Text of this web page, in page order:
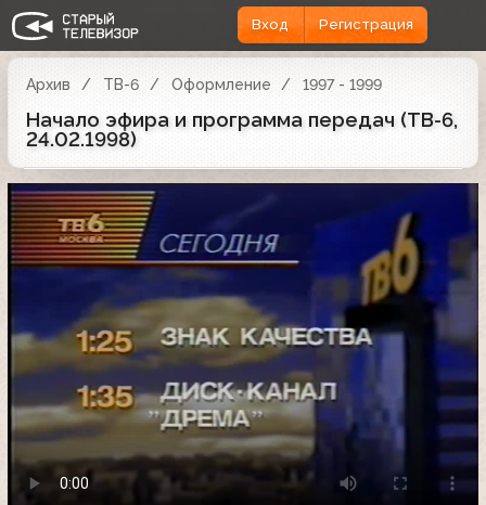
Вход Регистрация
Архив ТВ-6 Оформление 1997 - 1999
Начало эфира и программа передач (ТВ-6,
24.02.1998)